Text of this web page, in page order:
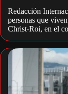
Redacción
personas que
Christ-Roi, en el